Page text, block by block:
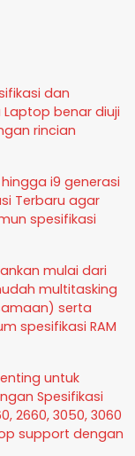
dan
benar diuji
rincian
i9 generasi
Terbaru agar
spesifikasi
mulai dari
multitasking
serta
spesifikasi RAM
untuk
Spesifikasi
2660, 3050, 3060
support dengan